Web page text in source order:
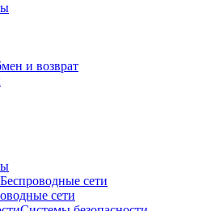
и возврат
Беспроводные сети
сети